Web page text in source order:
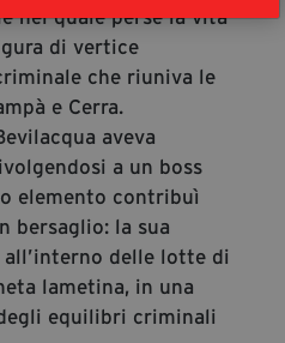
nel quale perse la vita
di vertice
che riuniva le
e Cerra.
aveva
a un boss
elemento contribuì
bersaglio: la sua
delle lotte di
lametina, in una
equilibri criminali